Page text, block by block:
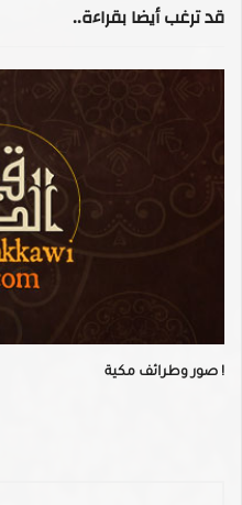
قد ترغب أيضا بقراءة..
صور وطرائف مكية !